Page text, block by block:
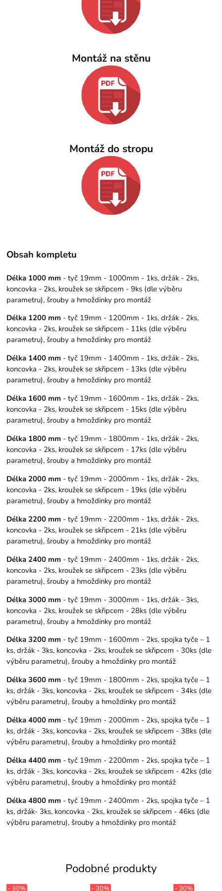
Montáž na stěnu
Montáž do stropu
Obsah kompletu
Délka 1000 mm - tyč 19mm - 1000mm - 1ks, držák - 2ks,
koncovka - 2ks, kroužek se skřipcem - 9ks (dle výběru
parametru), šrouby a hmoždinky pro montáž
Délka 1200 mm - tyč 19mm - 1200mm - 1ks, držák - 2ks,
koncovka - 2ks, kroužek se skřipcem - 11ks (dle výběru
parametru), šrouby a hmoždinky pro montáž
Délka 1400 mm - tyč 19mm - 1400mm - 1ks, držák - 2ks,
koncovka - 2ks, kroužek se skřipcem - 13ks (dle výběru
parametru), šrouby a hmoždinky pro montáž
Délka 1600 mm - tyč 19mm - 1600mm - 1ks, držák - 2ks,
koncovka - 2ks, kroužek se skřipcem - 15ks (dle výběru
parametru), šrouby a hmoždinky pro montáž
Délka 1800 mm - tyč 19mm - 1800mm - 1ks, držák - 2ks,
koncovka - 2ks, kroužek se skřipcem - 17ks (dle výběru
parametru), šrouby a hmoždinky pro montáž
Délka 2000 mm - tyč 19mm - 2000mm - 1ks, držák - 2ks,
koncovka - 2ks, kroužek se skřipcem - 19ks (dle výběru
parametru), šrouby a hmoždinky pro montáž
Délka 2200 mm - tyč 19mm - 2200mm - 1ks, držák - 2ks,
koncovka - 2ks, kroužek se skřipcem - 21ks (dle výběru
parametru), šrouby a hmoždinky pro montáž
Délka 2400 mm - tyč 19mm - 2400mm - 1ks, držák - 2ks,
koncovka - 2ks, kroužek se skřipcem - 23ks (dle výběru
parametru), šrouby a hmoždinky pro montáž
Délka 3000 mm - tyč 19mm - 3000mm - 1ks, držák - 3ks,
koncovka - 2ks, kroužek se skřipcem - 28ks (dle výběru
parametru), šrouby a hmoždinky pro montáž
Délka 3200 mm - tyč 19mm - 1600mm - 2ks, spojka tyče – 1
ks, držák - 3ks, koncovka - 2ks, kroužek se skřipcem - 30ks (dle
výběru parametru), šrouby a hmoždinky pro montáž
Délka 3600 mm - tyč 19mm - 1800mm - 2ks, spojka tyče – 1
ks, držák - 3ks, koncovka - 2ks, kroužek se skřipcem - 34ks (dle
výběru parametru), šrouby a hmoždinky pro montáž
Délka 4000 mm - tyč 19mm - 2000mm - 2ks, spojka tyče – 1
ks, držák - 3ks, koncovka - 2ks, kroužek se skřipcem - 38ks (dle
výběru parametru), šrouby a hmoždinky pro montáž
Délka 4400 mm - tyč 19mm - 2200mm - 2ks, spojka tyče – 1
ks, držák - 3ks, koncovka - 2ks, kroužek se skřipcem - 42ks (dle
výběru parametru), šrouby a hmoždinky pro montáž
Délka 4800 mm - tyč 19mm - 2400mm - 2ks, spojka tyče – 1
ks, držák- 3ks, koncovka - 2ks, kroužek se skřipcem - 46ks (dle
výběru parametru), šrouby a hmoždinky pro montáž
Podobné produkty
- 30% - 30% - 30%